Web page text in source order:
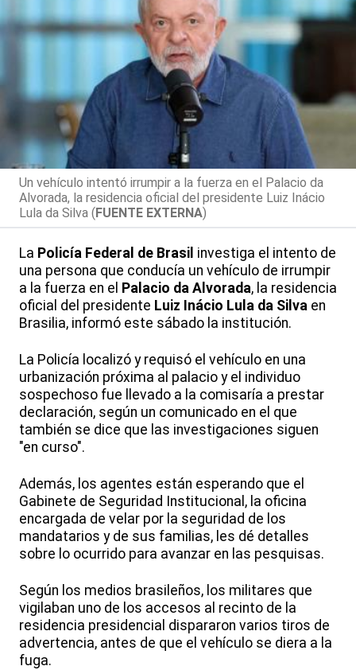
Un vehículo intentó irrumpir a la fuerza en el Palacio da
Alvorada, la residencia oficial del presidente Luiz Inácio
Lula da Silva (FUENTE EXTERNA)
La Policía Federal de Brasil investiga el intento de
una persona que conducía un vehículo de irrumpir
a la fuerza en el Palacio da Alvorada, la residencia
oficial del presidente Luiz Inácio Lula da Silva en
Brasilia, informó este sábado la institución.
La Policía localizó y requisó el vehículo en una
urbanización próxima al palacio y el individuo
sospechoso fue llevado a la comisaría a prestar
declaración, según un comunicado en el que
también se dice que las investigaciones siguen
"en curso".
Además, los agentes están esperando que el
Gabinete de Seguridad Institucional, la oficina
encargada de velar por la seguridad de los
mandatarios y de sus familias, les dé detalles
sobre lo ocurrido para avanzar en las pesquisas.
Según los medios brasileños, los militares que
vigilaban uno de los accesos al recinto de la
residencia presidencial dispararon varios tiros de
advertencia, antes de que el vehículo se diera a la
fuga.